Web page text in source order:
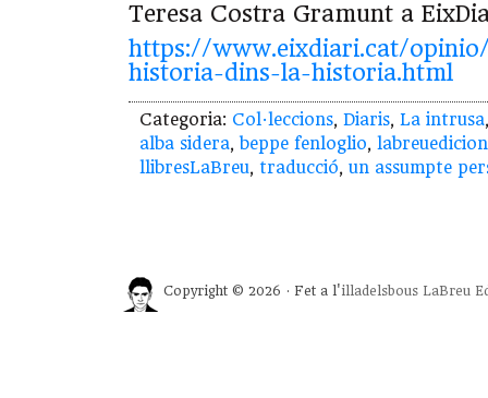
Teresa Costra Gramunt a
https://www.eixdiari.cat/
historia-dins-la-historia.html
Categoria: Col·leccions, Diaris, La intrusa
alba sidera,beppe fenloglio,
llibresLaBreu, traducció, un assumpte
Copyright © 2026 · Fet a l'illadelsbous LaBreu